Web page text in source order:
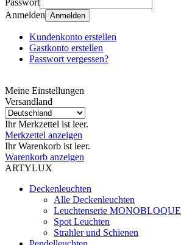
Passwort
Anmelden Anmelden
Kundenkonto erstellen
Gastkonto erstellen
Passwort vergessen?
Meine Einstellungen
Versandland
Ihr Merkzettel ist leer.
Merkzettel anzeigen
Ihr Warenkorb ist leer.
Warenkorb anzeigen
ARTYLUX
Deckenleuchten
Alle Deckenleuchten
Leuchtenserie MONOBLOQUE
Spot Leuchten
Strahler und Schienen